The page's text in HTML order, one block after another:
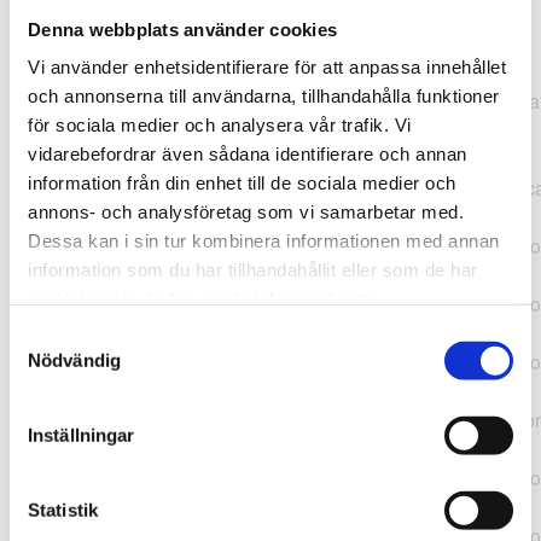
Denna webbplats använder cookies
Vi använder enhetsidentifierare för att anpassa innehållet
och annonserna till användarna, tillhandahålla funktioner
för sociala medier och analysera vår trafik. Vi
vidarebefordrar även sådana identifierare och annan
information från din enhet till de sociala medier och
annons- och analysföretag som vi samarbetar med.
Dessa kan i sin tur kombinera informationen med annan
information som du har tillhandahållit eller som de har
Nödvändig
Inställningar
Statistik
TypeError: "".concat(...).concat(...).replaceAll is not a
function at
https://webshop.pressbyran.se/_next/static/chunks/pages/
b1763451a2186f9e.js:1:11050 at Array.map
(<anonymous>) at K
(https://webshop.pressbyran.se/_next/static/chunks/pages/
b1763451a2186f9e.js:1:10836) at lk
(https://webshop.pressbyran.se/_next/static/chunks/
b241200379730ac0.js:1:129835) at i
(https://webshop.pressbyran.se/_next/static/chunks/
(https://webshop.pressbyran.se/_next/static/chunks/
https://webshop.pressbyran.se/_next/static/chunks/
b241200379730ac0.js:1:167872 at uI
(https://webshop.pressbyran.se/_next/static/chunks/
b241200379730ac0.js:1:167879) at uE
(https://webshop.pressbyran.se/_next/static/chunks/